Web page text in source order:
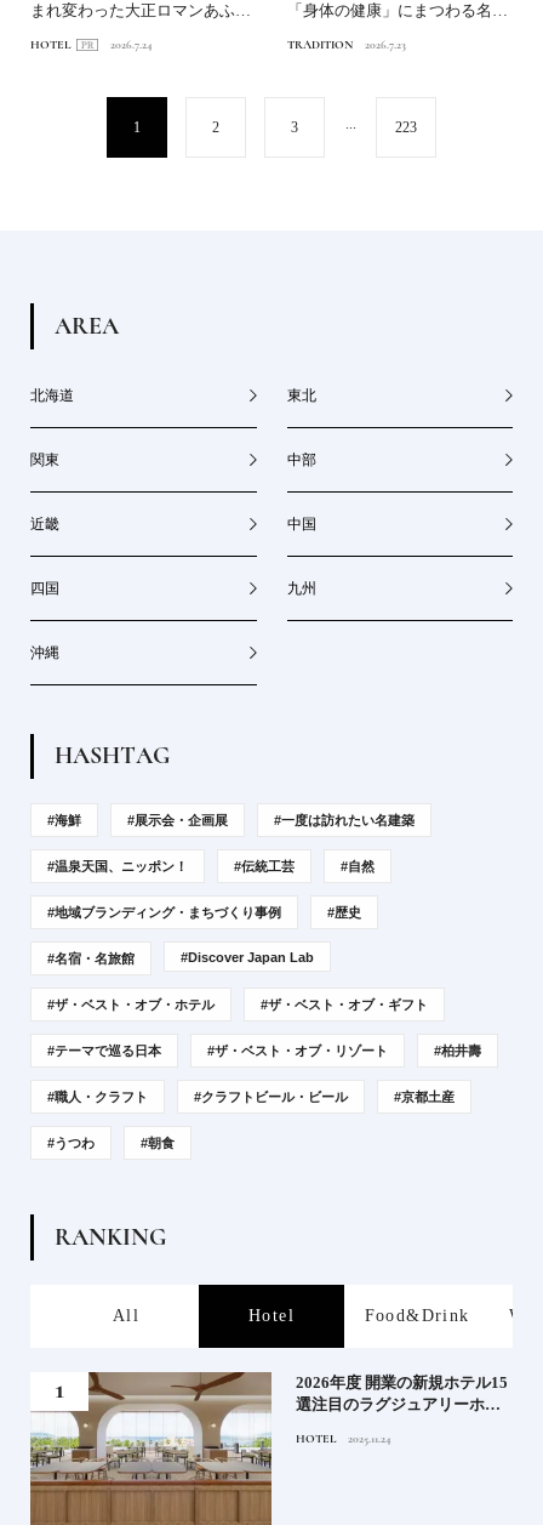
まれ変わった大正ロマンあふれ
HOTEL 2026.7.24
「身体の健康」にまつわる名言
TRADITION 2026.7.23
1 2 3 223
AREA
北海道 東北
関東 中部
近畿 中国
四国 九州
沖縄
HASHTAG
#海鮮 #展示会・企画展 #一度は訪れたい名建築
#温泉天国、ニッポン！ #伝統工芸 #自然
#地域ブランディング・まちづくり事例 #歴史
#名宿・名旅館 #Discover Japan Lab
#ザ・ベスト・オブ・ホテル #ザ・ベスト・オブ・ギフト
#テーマで巡る日本 #ザ・ベスト・オブ・リゾート #柏井壽
#職人・クラフト #クラフトビール・ビール #京都土産
#うつわ #朝食
RANKING
All Hotel Food&Drink
2026年度 開業の新規ホテル15
選注目のラグジュアリーホテ
ィホテルまでご紹介【前編】
HOTEL 2025.11.24